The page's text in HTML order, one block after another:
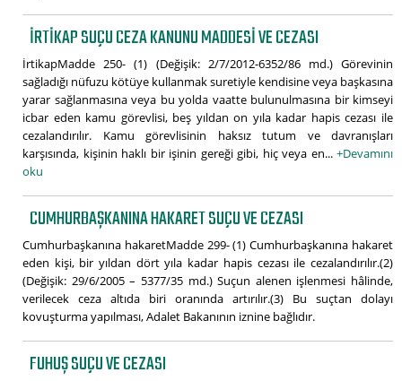
İRTIKAP SUÇU CEZA KANUNU MADDESI VE CEZASI
İrtikapMadde 250- (1) (Değişik: 2/7/2012-6352/86 md.) Görevinin
sağladığı nüfuzu kötüye kullanmak suretiyle kendisine veya başkasına
yarar sağlanmasına veya bu yolda vaatte bulunulmasına bir kimseyi
icbar eden kamu görevlisi, beş yıldan on yıla kadar hapis cezası ile
cezalandırılır. Kamu görevlisinin haksız tutum ve davranışları
karşısında, kişinin haklı bir işinin gereği gibi, hiç veya en... +Devamını
oku
CUMHURBAŞKANINA HAKARET SUÇU VE CEZASI
Cumhurbaşkanına hakaretMadde 299- (1) Cumhurbaşkanına hakaret
eden kişi, bir yıldan dört yıla kadar hapis cezası ile cezalandırılır.(2)
(Değişik: 29/6/2005 – 5377/35 md.) Suçun alenen işlenmesi hâlinde,
verilecek ceza altıda biri oranında artırılır.(3) Bu suçtan dolayı
kovuşturma yapılması, Adalet Bakanının iznine bağlıdır.
FUHUŞ SUÇU VE CEZASI